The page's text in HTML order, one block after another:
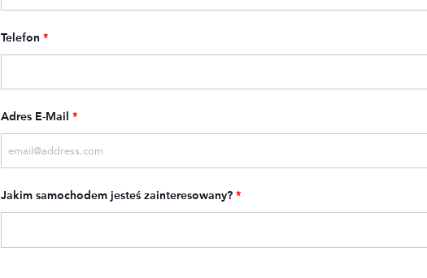
Telefon *
Adres E-Mail *
Jakim samochodem jesteś zainteresowany? *